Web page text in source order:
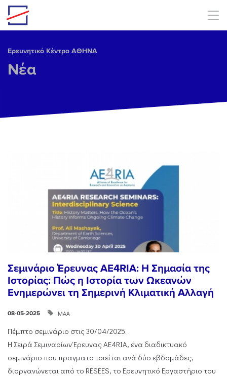
Skip to main content
Ερευνητικό Κέντρο ΑΘΗΝΑ
Νέα
Σεμινάριο Έρευνας AE4RIA: Η Σημασία της
Ιστορίας: Πώς η Ιστορία των Ωκεανών
Ενημερώνει τη Σημερινή Κλιματική Αλλαγή
08-05-2025 ΜΑΑ
Πέμπτο σεμινάριο στις 30/04/2025.
Η Σειρά Σεμιναρίων Έρευνας AE4RIA, ένα διαδικτυακό
σεμινάριο που πραγματοποιείται ανά δύο εβδομάδες,
διοργανώνεται από το RESEES, το Ερευνητικό Εργαστήριο του